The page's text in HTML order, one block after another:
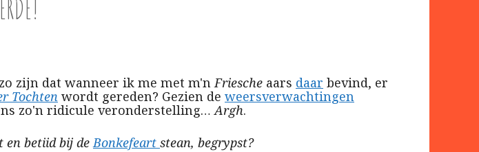
zijn dat wanneer ik me met m'nFriesche aars daar bevind, er
Tochten wordt gereden? Gezien de weersverwachtingen
zo'n ridicule veronderstelling…Argh.
en betiid bij deBonkefeart stean, begrypst?